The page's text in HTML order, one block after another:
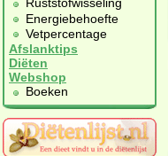
Ruststofwisseling
Energiebehoefte
Vetpercentage
Afslanktips
Diëten
Webshop
Boeken